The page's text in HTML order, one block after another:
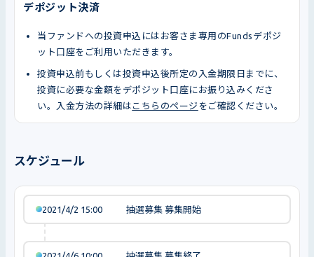
デポジット決済
当ファンドへの投資申込にはお客さま専用のFundsデポジ
ット口座をご利用いただきます。
投資申込前もしくは投資申込後所定の入金期限日までに、
投資に必要な金額をデポジット口座にお振り込みくださ
い。入金方法の詳細は こちらのページ をご確認ください。
スケジュール
2021/4/2 15:00 抽選募集 募集開始